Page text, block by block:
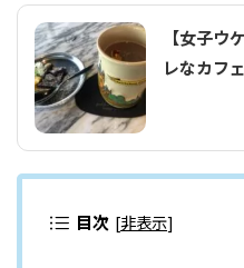
【女子ウ
レなカフ
目次 [非表示]